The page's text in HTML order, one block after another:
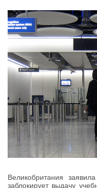
Великобритания
заблокирует выдачу